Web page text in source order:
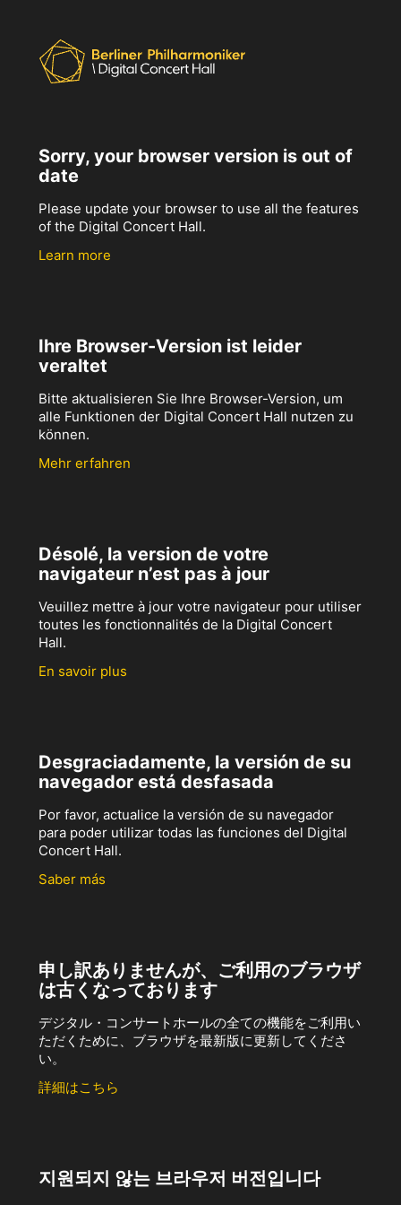
Sorry, your browser version is out of
date
Please update your browser to use all the features
of the Digital Concert Hall.
Learn more
Ihre Browser-Version ist leider
veraltet
Bitte aktualisieren Sie Ihre Browser-Version, um
alle Funktionen der Digital Concert Hall nutzen zu
können.
Mehr erfahren
Désolé, la version de votre
navigateur n’est pas à jour
Veuillez mettre à jour votre navigateur pour utiliser
toutes les fonctionnalités de la Digital Concert
Hall.
En savoir plus
Desgraciadamente, la versión de su
navegador está desfasada
Por favor, actualice la versión de su navegador
para poder utilizar todas las funciones del Digital
Concert Hall.
Saber más
申し訳ありませんが、ご利用のブラウザ
は古くなっております
デジタル・コンサートホールの全ての機能をご利用い
ただくために、ブラウザを最新版に更新してくださ
い。
詳細はこちら
지원되지 않는 브라우저 버전입니다